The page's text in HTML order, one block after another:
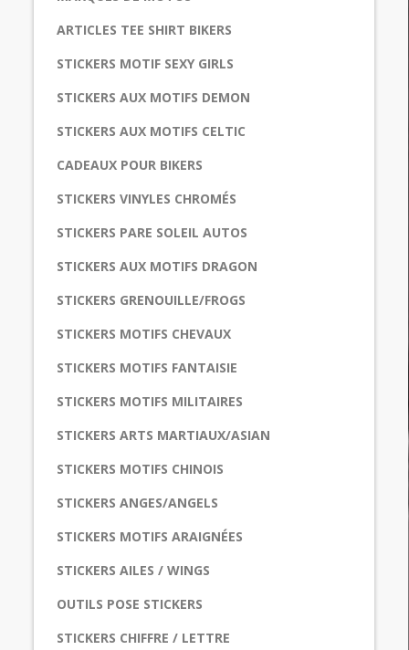
ARTICLES TEE SHIRT BIKERS
STICKERS MOTIF SEXY GIRLS
STICKERS AUX MOTIFS DEMON
STICKERS AUX MOTIFS CELTIC
CADEAUX POUR BIKERS
STICKERS VINYLES CHROMÉS
STICKERS PARE SOLEIL AUTOS
STICKERS AUX MOTIFS DRAGON
STICKERS GRENOUILLE/FROGS
STICKERS MOTIFS CHEVAUX
STICKERS MOTIFS FANTAISIE
STICKERS MOTIFS MILITAIRES
STICKERS ARTS MARTIAUX/ASIAN
STICKERS MOTIFS CHINOIS
STICKERS ANGES/ANGELS
STICKERS MOTIFS ARAIGNÉES
STICKERS AILES / WINGS
OUTILS POSE STICKERS
STICKERS CHIFFRE / LETTRE